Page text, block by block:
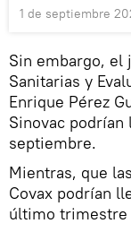
1 de septiembre
Sin embargo, el
Sanitarias y
Enrique Pérez
Sinovac podrían
septiembre.
Mientras, que
Covax podrían
último trimestre